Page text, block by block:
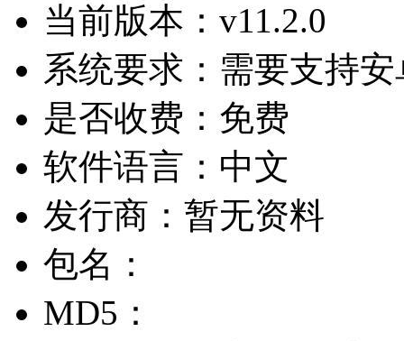
当前版本： v11.2.0
系统要求： 需要支持
是否收费： 免费
软件语言： 中文
发行商： 暂无资料
包名：
MD5：